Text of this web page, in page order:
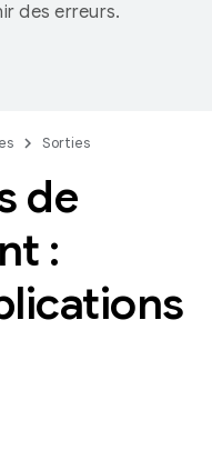
des erreurs.
Sorties
de
: